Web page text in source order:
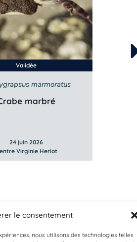
le consentement
nous utilisons des technologies telles
Validée
marmoratus
marbré
24 juin 2026
Virginie Heriot